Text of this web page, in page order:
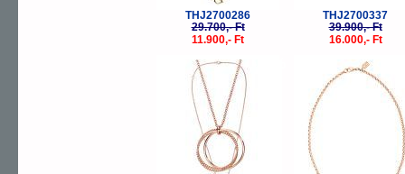
THJ2700286
29.700,- Ft
11.900,- Ft
THJ2700337
39.900,- Ft
16.000,- Ft